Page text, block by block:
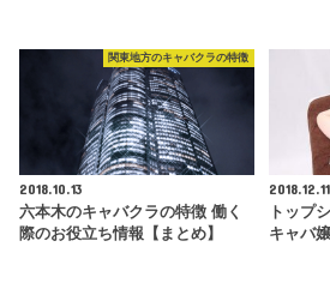
関東地方のキャバクラの特徴
2018.10.13
六本木のキャバクラの特徴 働く
際のお役立ち情報【まとめ】
2018.12.11
トップ
キャバ